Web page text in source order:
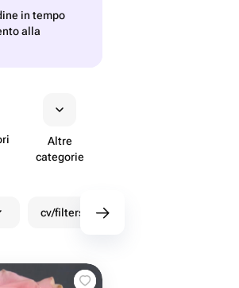
in tempo
alla
Altre
categorie
cv/filters/name_fast_delivery